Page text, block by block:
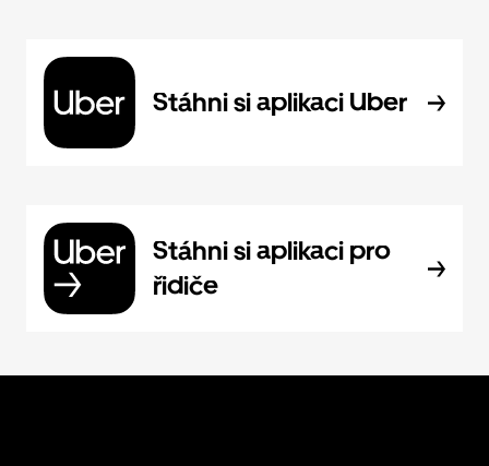
Stáhni si aplikaci Uber
Stáhni si aplikaci pro
řidiče